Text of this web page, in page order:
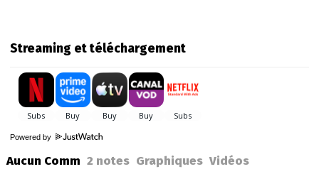
Streaming et téléchargement
Powered by
Aucun Comm 2notes Graphiques Vidéos